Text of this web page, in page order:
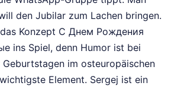
den Jubilar zum Lachen bringen.
Konzept С Днем Рождения
ins Spiel, denn Humor ist bei
im osteuropäischen
Element. Sergej ist ein